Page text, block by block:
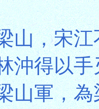
山，宋
沖得以
山軍，